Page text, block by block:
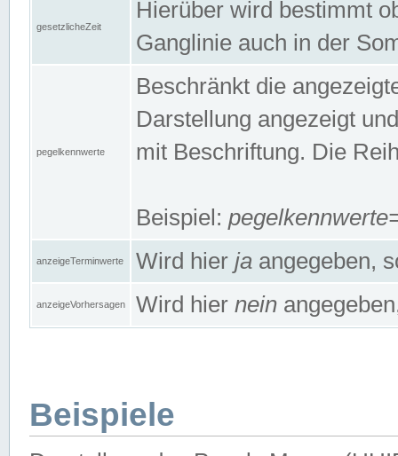
gesetzlicheZeit
Hierüber wird bestimmt
Ganglinie auch in der
pegelkennwerte
Beschränkt die
Darstellung angezeigt
mit Beschriftung. Die
Beispiel:
anzeigeTerminwerte Wird hier ja angegeben,
anzeigeVorhersagen Wird hier nein
Beispiele